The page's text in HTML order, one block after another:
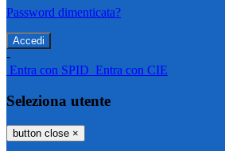
Password dimenticata?
-
Entra con SPID Entra con CIE
Seleziona utente
button close ×